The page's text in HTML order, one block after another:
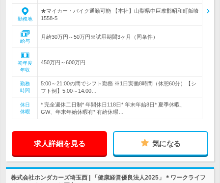
勤務地
★マイカー・バイク通勤可能 【本社】山梨県中巨摩郡昭和町飯喰
1558-5
給与
月給30万円～50万円※試用期間3ヶ月（同条件）
初年度
年収
450万円～600万円
勤務
時間
5:00～21:00の間でシフト勤務 ※1日実働8時間（休憩60分）【シ
フト例】5:00～14:00…
休日
休暇
* 完全週休二日制* 年間休日118日* 年末年始8日* 夏季休暇、
GW、年末年始休暇有* 有給休暇…
求人詳細を見る 気になる
株式会社ホンダカーズ埼玉西 | 「健康経営優良法人2025」＊ワークライフ